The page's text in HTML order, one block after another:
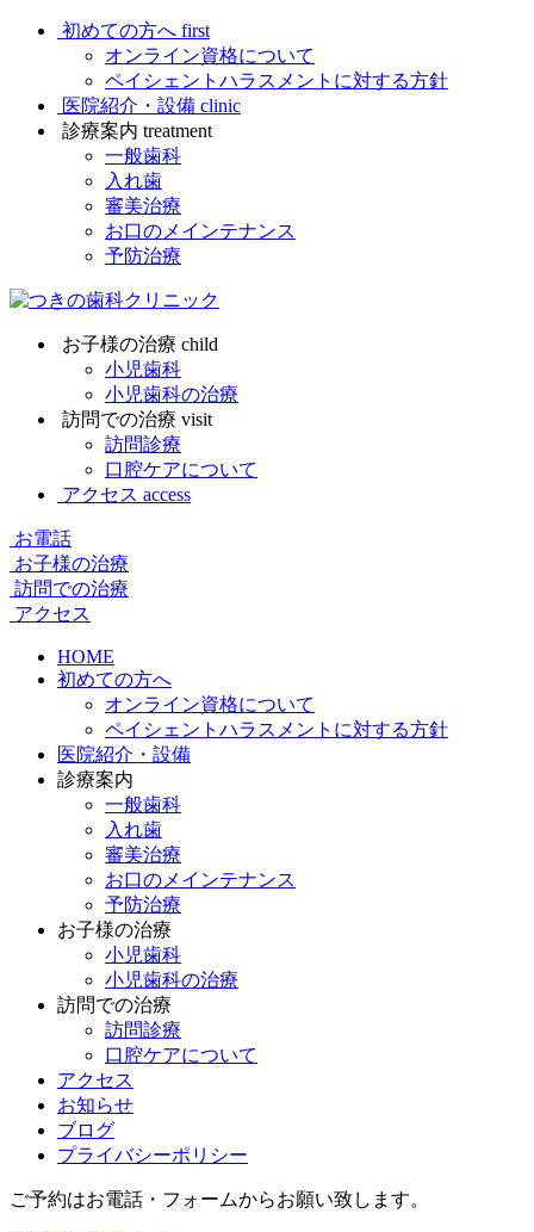
初めての方へ first
オンライン資格について
ペイシェントハラスメントに対する方針
医院紹介・設備 clinic
診療案内 treatment
一般歯科
入れ歯
審美治療
お口のメインテナンス
予防治療
お子様の治療 child
小児歯科
小児歯科の治療
訪問での治療 visit
訪問診療
口腔ケアについて
アクセス access
お電話
お子様の治療
訪問での治療
アクセス
HOME
初めての方へ
オンライン資格について
ペイシェントハラスメントに対する方針
医院紹介・設備
診療案内
一般歯科
入れ歯
審美治療
お口のメインテナンス
予防治療
お子様の治療
小児歯科
小児歯科の治療
訪問での治療
訪問診療
口腔ケアについて
アクセス
お知らせ
ブログ
プライバシーポリシー
ご予約はお電話・フォームからお願い致します。